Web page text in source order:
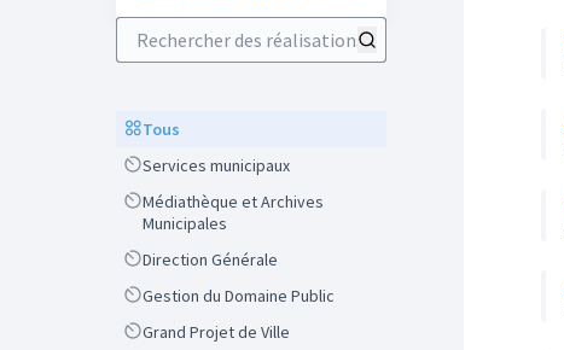
Rechercher des réalisations
ScopeTous
ScopeServices municipaux
Scope
Médiathèque et Archives
Municipales
ScopeDirection Générale
ScopeGestion du Domaine Public
ScopeGrand Projet de Ville